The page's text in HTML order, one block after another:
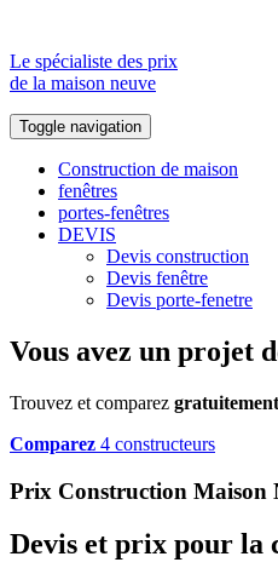
Le spécialiste des prix
de la maison neuve
Toggle navigation
Construction de maison
fenêtres
portes-fenêtres
DEVIS
Devis construction
Devis fenêtre
Devis porte-fenetre
Vous avez un projet
Trouvez et comparez gratuitement
Comparez 4 constructeurs
Prix Construction Maison
Devis et prix pour la